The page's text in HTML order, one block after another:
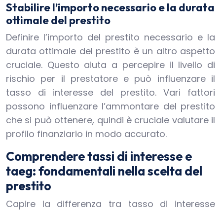
Stabilire l’importo necessario e la durata
ottimale del prestito
Definire l’importo del prestito necessario e la
durata ottimale del prestito è un altro aspetto
cruciale. Questo aiuta a percepire il livello di
rischio per il prestatore e può influenzare il
tasso di interesse del prestito. Vari fattori
possono influenzare l’ammontare del prestito
che si può ottenere, quindi è cruciale valutare il
profilo finanziario in modo accurato.
Comprendere tassi di interesse e
taeg: fondamentali nella scelta del
prestito
Capire la differenza tra tasso di interesse